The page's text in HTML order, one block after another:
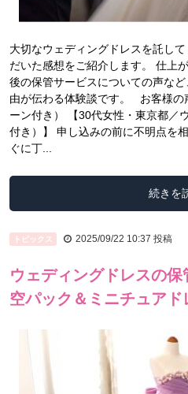
大切なウェディングドレスを託し
だいた感想をご紹介します。 仕上
後の保管サービスについての声な
由が伝わる体験談です。 お客様の
ーン付き） 【30代女性・東京都／
付き）】 申し込みの前に不明点を
ぐに丁...
続きを
トピックス 2025/09/22 10:37 投稿
ウェディングドレスの
空パック＆ミニチュア